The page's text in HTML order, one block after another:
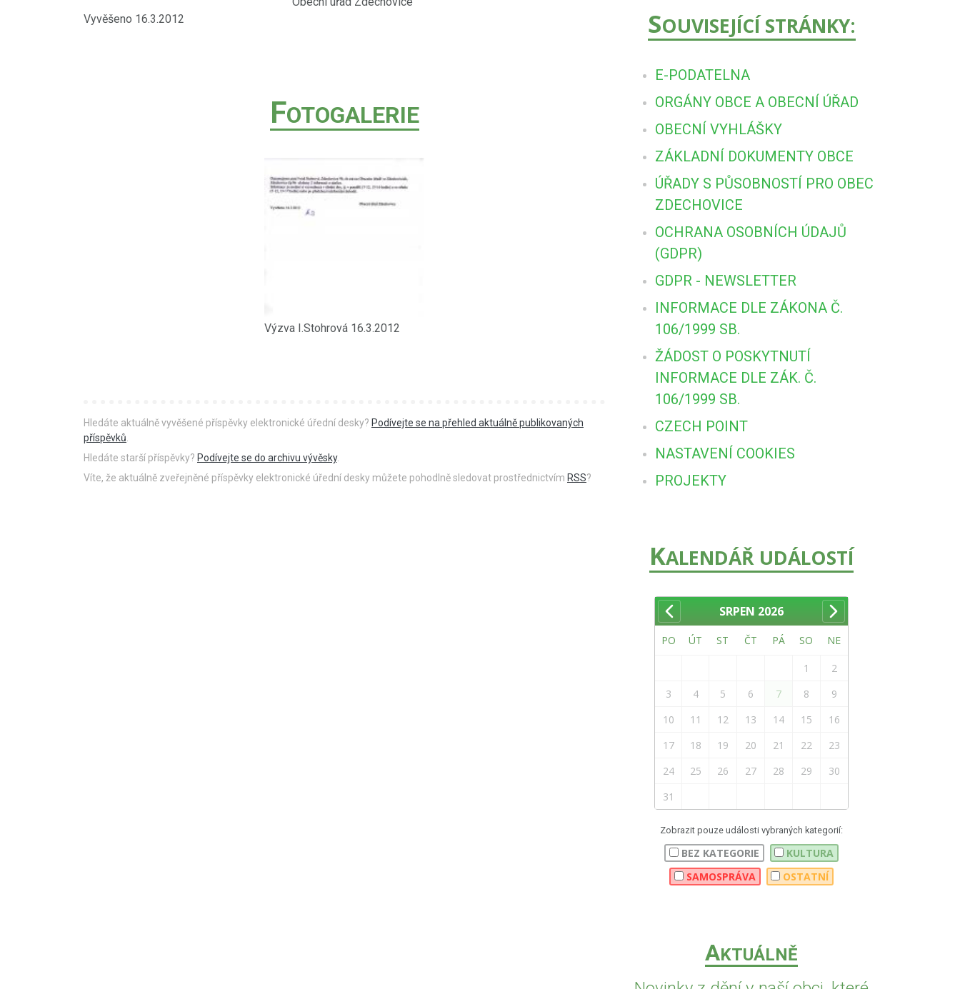
Vyvěšeno 16.3.2012
FOTOGALERIE
Výzva I.Stohrová 16.3.2012
Hledáte aktuálně vyvěšené příspěvky elektronické úřední desky? Podívejte se na přehled aktuálně publikovaných
příspěvků.
Hledáte starší příspěvky? Podívejte se do archivu vývěsky.
Víte, že aktuálně zveřejněné příspěvky elektronické úřední desky můžete pohodlně sledovat prostřednictvím RSS?
SOUVISEJÍCÍ STRÁNKY:
E-PODATELNA
ORGÁNY OBCE A OBECNÍ ÚŘAD
OBECNÍ VYHLÁŠKY
ZÁKLADNÍ DOKUMENTY OBCE
ÚŘADY S PŮSOBNOSTÍ PRO OBEC
ZDECHOVICE
OCHRANA OSOBNÍCH ÚDAJŮ
(GDPR)
GDPR - NEWSLETTER
INFORMACE DLE ZÁKONA Č.
106/1999 SB.
ŽÁDOST O POSKYTNUTÍ
INFORMACE DLE ZÁK. Č.
106/1999 SB.
CZECH POINT
NASTAVENÍ COOKIES
PROJEKTY
KALENDÁŘ UDÁLOSTÍ
SRPEN 2026
PO ÚT ST ČT PÁ SO NE
1
2
3
4 5 6 7 8
9
10
11 12 13 14 15
16
17
18 19 20 21 22
23
24
25 26 27 28 29
30
31
Zobrazit pouze události vybraných kategorií:
BEZ KATEGORIE
KULTURA
SAMOSPRÁVA
OSTATNÍ
AKTUÁLNĚ